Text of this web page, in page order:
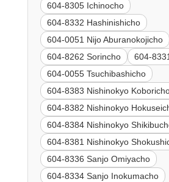
604-8305 Ichinocho
604-8332 Hashinishicho
604-0051 Nijo Aburanokojicho
604-8262 Sorincho
604-
604-0055 Tsuchibashicho
604-8383 Nishinokyo
604-8382 Nishinokyo
604-8384 Nishinokyo
604-8381 Nishinokyo
604-8336 Sanjo Omiyacho
604-8334 Sanjo Inokumacho